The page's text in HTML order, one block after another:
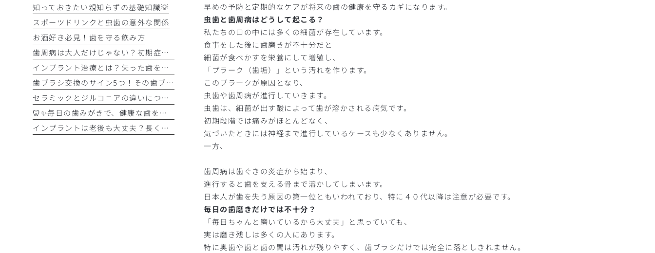
早めの予防と定期的なケアが将来の歯の健康を守るカギになります。
虫歯と歯周病はどうして起こる？
私たちの口の中には多くの細菌が存在しています。
食事をした後に歯磨きが不十分だと
細菌が食べかすを栄養にして増殖し、
「プラーク（歯垢）」という汚れを作ります。
このプラークが原因となり、
虫歯や歯周病が進行していきます。
虫歯は、細菌が出す酸によって歯が溶かされる病気です。
初期段階では痛みがほとんどなく、
気づいたときには神経まで進行しているケースも少なくありません。
一方、
歯周病は歯ぐきの炎症から始まり、
進行すると歯を支える骨まで溶かしてしまいます。
日本人が歯を失う原因の第一位ともいわれており、特に４０代以降は注意が必要です。
毎日の歯磨きだけでは不十分？
「毎日ちゃんと磨いているから大丈夫」と思っていても、
実は磨き残しは多くの人にあります。
特に奥歯や歯と歯の間は汚れが残りやすく、歯ブラシだけでは完全に落としきれません。
知っておきたい親知らずの基礎知識💡
スポーツドリンクと虫歯の意外な関係
お酒好き必見！歯を守る飲み方
歯周病は大人だけじゃない？初期症状をチェック
インプラント治療とは？失った歯を補う選択肢を正しく知りましょう！！
歯ブラシ交換のサイン5つ！その歯ブラシ、まだ使っていませんか？🪥
セラミックとジルコニアの違いについて解説！！
🦷✨毎日の歯みがきで、健康な歯を守りましょう✨🪥
インプラントは老後も大丈夫？長く快適に使うためのポイントと知っておきたい注意点を詳しく解説